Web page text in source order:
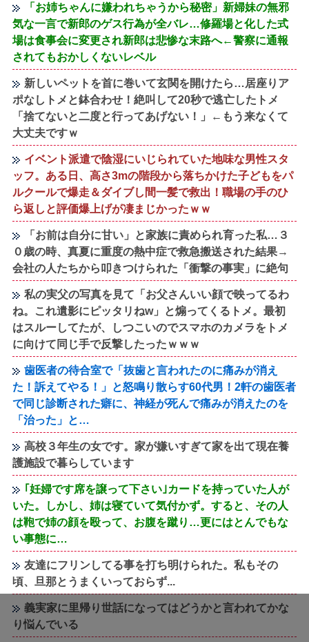
「お姉ちゃんに嫌われちゃうから秘密」新婦妹の無邪
気な一言で新郎のゲス行為が全バレ…修羅場と化した式
場は食事会に変更され新郎は悲惨な末路へ←警察に通報
されてもおかしくないレベル
新しいペットを首に巻いて玄関を開けたら…居座りア
ポなしトメと鉢合わせ！絶叫して20秒で逃亡したトメ
「捨てないと二度と行ってあげない！」←もう来なくて
大丈夫ですｗ
イベント派遣で陰湿にいじられていた地味な男性スタ
ッフ。ある日、高さ3mの階段から落ちかけた子どもをパ
ルクールで爆走＆ダイブし間一髪で救出！職場の手のひ
ら返しと評価爆上げが凄まじかったｗｗ
「お前は自分に甘い」と家族に責められ育った私…３
０歳の時、真夏に重度の熱中症で救急搬送された結果→
会社の人たちから叩きつけられた「衝撃の事実」に絶句
私の実父の写真を見て「お父さんいい顔で映ってるわ
ね。これ遺影にピッタリねw」と煽ってくるトメ。最初
はスルーしてたが、しつこいのでスマホのカメラをトメ
に向けて同じ手で反撃したったｗｗｗ
歯医者の待合室で「抜歯と言われたのに痛みが消え
た！訴えてやる！」と怒鳴り散らす60代男！2軒の歯医者
で同じ診断された癖に、神経が死んで痛みが消えたのを
「治った」と…
高校３年生の女です。家が嫌いすぎて家を出て現在養
護施設で暮らしています
｢妊婦です席を譲って下さい｣カードを持っていた人が
いた。しかし、姉は寝ていて気付かず。すると、その人
は鞄で姉の顔を殴って、お腹を蹴り…更にはとんでもな
い事態に…
友達にフリンしてる事を打ち明けられた。私もその
頃、旦那とうまくいっておらず...
義実家に里帰り世話になってはどうかと言われてかな
り悩んでいる